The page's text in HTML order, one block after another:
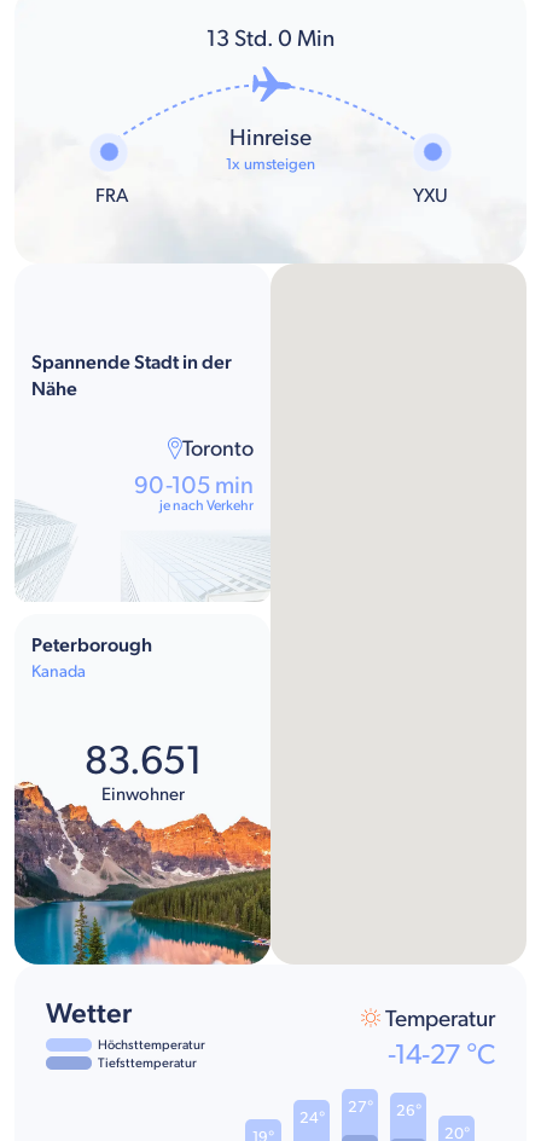
13 Std. 0 Min
FRA
Hinreise
1x umsteigen
YXU
Spannende Stadt in der
Nähe
Toronto
90-105 min
je nach Verkehr
Peterborough
Kanada
83.651
Einwohner
Wetter
Höchsttemperatur
Tiefsttemperatur
Temperatur
-14-27 °C
24°
27° 26°
20°